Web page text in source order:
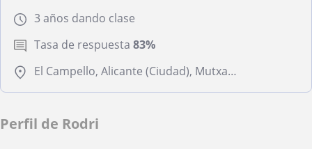
3 años dando clase
Tasa de respuesta 83%
El Campello, Alicante (Ciudad), Mutxamel, Sant Joan D'Alacant
Perfil de Rodri